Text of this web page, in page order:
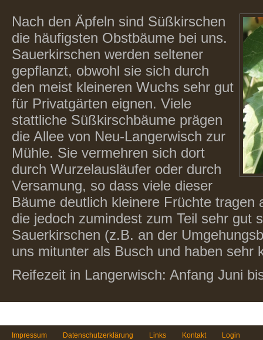
Nach den Äpfeln sind Süßkirschen
die häufigsten Obstbäume bei uns.
Sauerkirschen werden seltener
gepflanzt, obwohl sie sich durch
den meist kleineren Wuchs sehr gut
für Privatgärten eignen. Viele
stattliche Süßkirschbäume prägen
die Allee von Neu-Langerwisch zur
Mühle. Sie vermehren sich dort
durch Wurzelausläufer oder durch
Versamung, so dass viele dieser
Bäume deutlich kleinere Früchte
die jedoch zumindest zum Teil sehr gut
Sauerkirschen (z.B. an der
uns mitunter als Busch und haben sehr
Reifezeit in Langerwisch: Anfang Juni
Impressum Datenschutzerklärung Links Kontakt Login